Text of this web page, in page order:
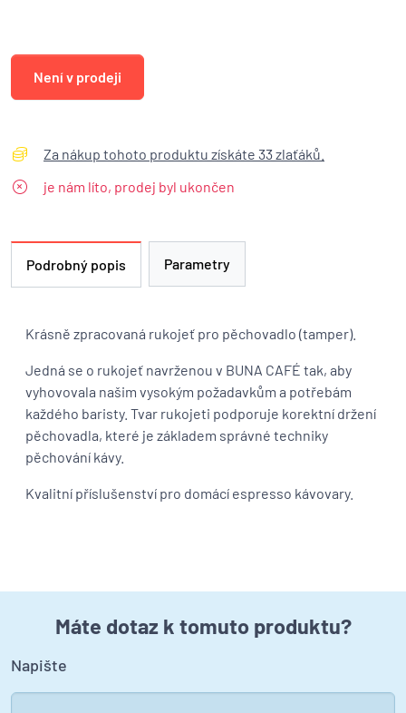
Není v prodeji
Za nákup tohoto produktu získáte 33 zlaťáků.
je nám líto, prodej byl ukončen
Podrobný popis Parametry
Krásně zpracovaná rukojeť pro pěchovadlo (tamper).
Jedná se o rukojeť navrženou v BUNA CAFÉ tak, aby
vyhovovala našim vysokým požadavkům a potřebám
každého baristy. Tvar rukojeti podporuje korektní držení
pěchovadla, které je základem správné techniky
pěchování kávy.
Kvalitní příslušenství pro domácí espresso kávovary.
Máte dotaz k tomuto produktu?
Napište